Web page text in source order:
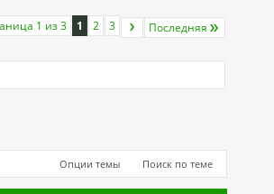
1 из 3 1 2 3 Последняя
Опции темы Поиск по теме